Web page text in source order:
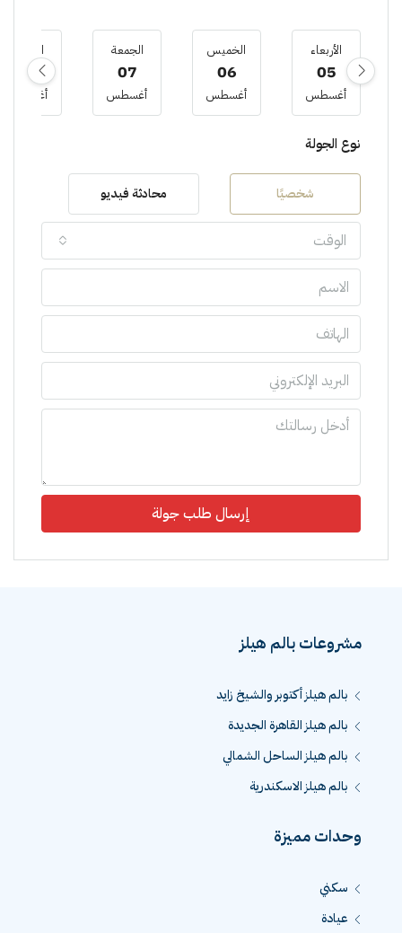
الأربعاء
05
أغسطس
الخميس
06
أغسطس
الجمعة
07
أغسطس
السبت
08
أغسطس
نوع الجولة
شخصيًا محادثة فيديو
الوقت
إرسال طلب جولة
مشروعات بالم هيلز
بالم هيلز أكتوبر والشيخ زايد
بالم هيلز القاهرة الجديدة
بالم هيلز الساحل الشمالي
بالم هيلز الاسكندرية
وحدات مميزة
سكني
عيادة